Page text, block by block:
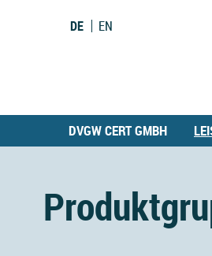
DE EN
DVGW CERT GMBH